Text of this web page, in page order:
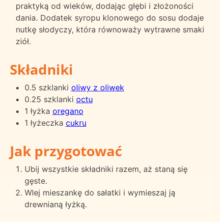
praktyką od wieków, dodając głębi i złożoności
dania. Dodatek syropu klonowego do sosu dodaje
nutkę słodyczy, która równoważy wytrawne smaki
ziół.
Składniki
0.5 szklanki oliwy z oliwek
0.25 szklanki octu
1 łyżka oregano
1 łyżeczka cukru
Jak przygotować
Ubij wszystkie składniki razem, aż staną się
gęste.
Wlej mieszankę do sałatki i wymieszaj ją
drewnianą łyżką.